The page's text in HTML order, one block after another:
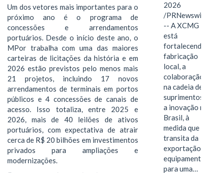
Um dos vetores mais importantes para o
próximo ano é o programa de
concessões e arrendamentos
portuários. Desde o início deste ano, o
MPor trabalha com uma das maiores
carteiras de licitações da história e em
2026 estão previstos pelo menos mais
21 projetos, incluindo 17 novos
arrendamentos de terminais em portos
públicos e 4 concessões de canais de
acesso. Isso totaliza, entre 2025 e
2026, mais de 40 leilões de ativos
portuários, com expectativa de atrair
cerca de R$ 20 bilhões em investimentos
privados para ampliações e
modernizações.
2026
/PRNewswire/
-- A XCMG
está
fortalecendo a
fabricação
local, a
colaboração
na cadeia de
suprimentos e
a inovação no
Brasil, à
medida que
transita da
exportação de
equipamentos
para uma…